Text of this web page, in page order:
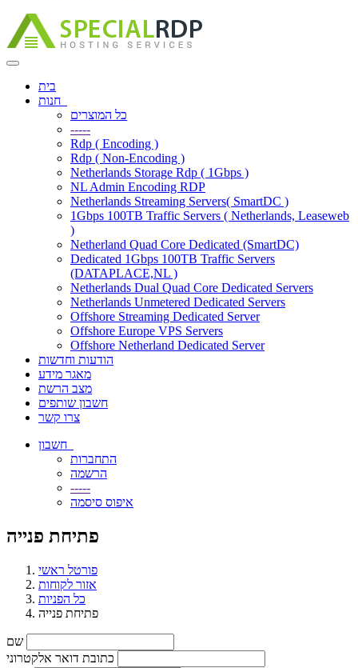
הפעלת
בית
כל המוצרים
-----
Rdp ( Encoding )
Rdp ( Non-Encoding )
Netherlands Storage Rdp ( 1Gbps )
NL Admin Encoding RDP
Netherlands Streaming Servers( SmartDC )
1Gbps 100TB Traffic Servers ( Netherlands, Leaseweb
)
Netherland Quad Core Dedicated (SmartDC)
Dedicated 1Gbps 100TB Traffic Servers
(DATAPLACE,NL )
Netherlands Dual Quad Core Dedicated Servers
Netherlands Unmetered Dedicated Servers
Offshore Streaming Dedicated Server
Offshore Europe VPS Servers
Offshore Netherland Dedicated Server
הודעות וחדשות
מאגר מידע
מצב הרשת
חשבון שותפים
צרו קשר
התחברות
הרשמה
-----
איפוס סיסמה
פתיחת פנייה
פורטל ראשי
אזור לקוחות
כל הפניות
פתיחת פנייה
שם
כתובת דואר אלקטרוני